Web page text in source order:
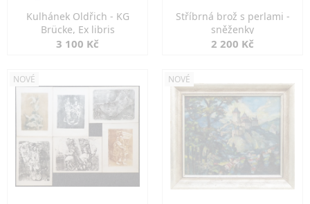
Kulhánek Oldřich - KG
Brücke, Ex libris
3 100 Kč
Stříbrná brož s perlami -
sněženky
2 200 Kč
NOVÉ NOVÉ